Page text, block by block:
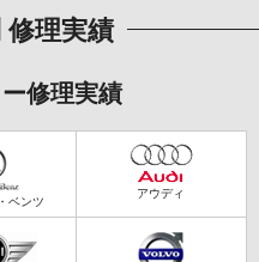
修理実績
修理実績
ベンツ アウディ